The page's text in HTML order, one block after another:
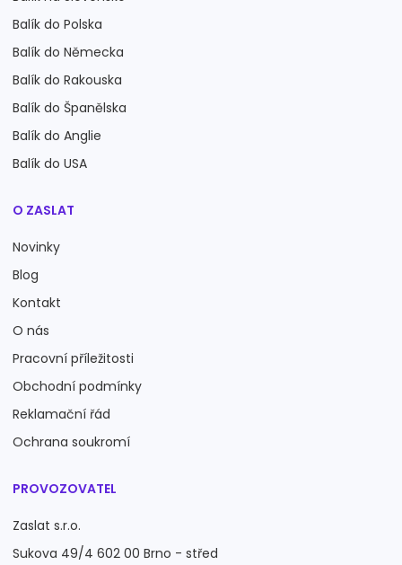
Balík do Polska
Balík do Německa
Balík do Rakouska
Balík do Španělska
Balík do Anglie
Balík do USA
O ZASLAT
Novinky
Blog
Kontakt
O nás
Pracovní příležitosti
Obchodní podmínky
Reklamační řád
Ochrana soukromí
PROVOZOVATEL
Zaslat s.r.o.
Sukova 49/4 602 00 Brno - střed